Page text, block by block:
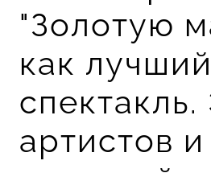
"Золотую
как лучший
артистов и